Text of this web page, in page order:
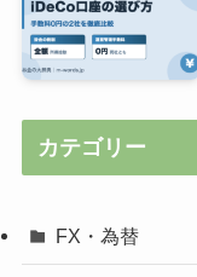
カテゴリー
FX・為替